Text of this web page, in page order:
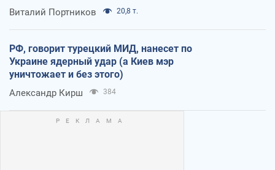
Виталий Портников 20,8 т.
РФ, говорит турецкий МИД, нанесет по
Украине ядерный удар (а Киев мэр
уничтожает и без этого)
Александр Кирш 384